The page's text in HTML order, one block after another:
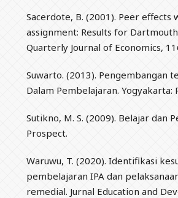
Sacerdote, B. (2001). Peer effects
assignment: Results for
Quarterly Journal of Economics,
Suwarto. (2013). Pengembangan
Dalam Pembelajaran. Yogyakarta:
Sutikno, M. S. (2009). Belajar dan
Prospect.
Waruwu, T. (2020). Identifikasi
pembelajaran IPA dan
remedial. Jurnal Education and